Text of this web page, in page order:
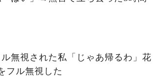
無視された私「じゃあ帰るわ」花
フル無視した